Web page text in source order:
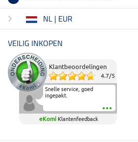
NL | EUR
VEILIG INKOPEN
Klantbeoordelingen
4.7/5
Snelle service, goed
ingepakt.
eKomi Klantenfeedback